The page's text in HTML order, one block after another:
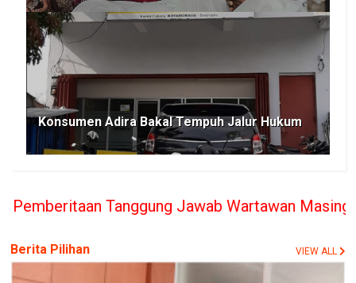
Konsumen Adira Bakal Tempuh Jalur Hukum
Jawab Wartawan Masing-masing, PT.
Berita Pilihan VIEW ALL